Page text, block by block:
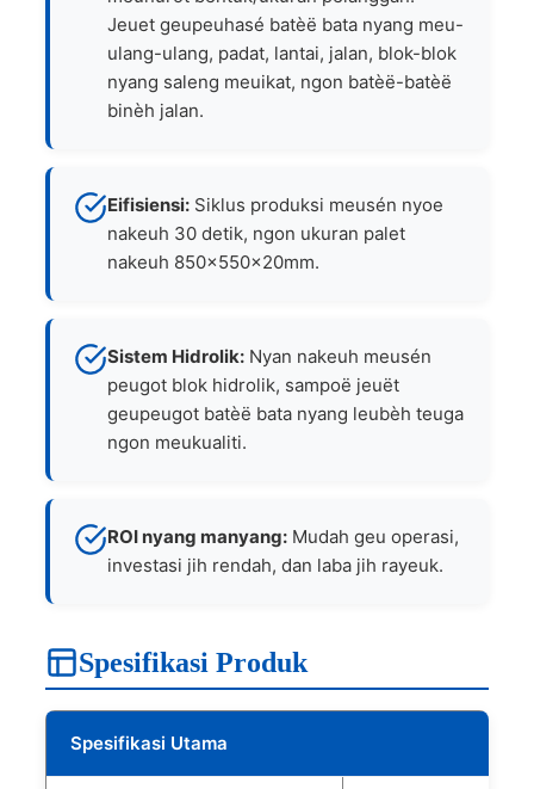
Jeuet geupeuhasé batèë bata nyang meu-
ulang-ulang, padat, lantai, jalan, blok-blok
nyang saleng meuikat, ngon batèë-batèë
binèh jalan.
Eifisiensi:Siklus produksi meusén nyoe
nakeuh 30 detik, ngon ukuran palet
nakeuh 850×550×20mm.
Sistem Hidrolik:Nyan nakeuh meusén
peugot blok hidrolik, sampoë jeuët
geupeugot batèë bata nyang leubèh teuga
ngon meukualiti.
ROI nyang manyang:Mudah geu operasi,
investasi jih rendah, dan laba jih rayeuk.
Spesifikasi Produk
Spesifikasi Utama